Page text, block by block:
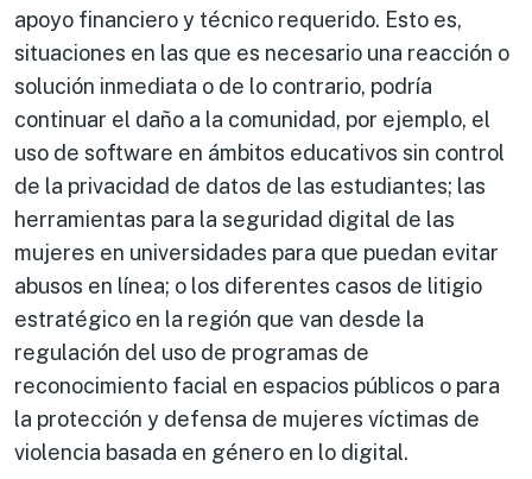
apoyo financiero y técnico requerido. Esto es,
situaciones en las que es necesario una reacción o
solución inmediata o de lo contrario, podría
continuar el daño a la comunidad, por ejemplo, el
uso de software en ámbitos educativos sin control
de la privacidad de datos de las estudiantes; las
herramientas para la seguridad digital de las
mujeres en universidades para que puedan evitar
abusos en línea; o los diferentes casos de litigio
estratégico en la región que van desde la
regulación del uso de programas de
reconocimiento facial en espacios públicos o para
la protección y defensa de mujeres víctimas de
violencia basada en género en lo digital.